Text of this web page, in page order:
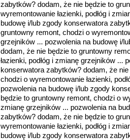
zabytków? dodam, że nie będzie to
wyremontowanie łazienki, podłóg i
budowę i/lub zgody konserwatora
gruntowny remont, chodzi o
grzejników ... pozwolenia na budowę i/
dodam, że nie będzie to gruntowny
łazienki, podłóg i zmianę grzejników ...
konserwatora zabytków? dodam, że
chodzi o wyremontowanie łazienki,
pozwolenia na budowę i/lub zgody
będzie to gruntowny remont, chodzi o
zmianę grzejników ... pozwolenia na
zabytków? dodam, że nie będzie to
wyremontowanie łazienki, podłóg i
budowę i/lub zgody konserwatora